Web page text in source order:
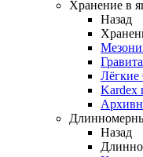
Хранение в
Назад
Kardex
Назад